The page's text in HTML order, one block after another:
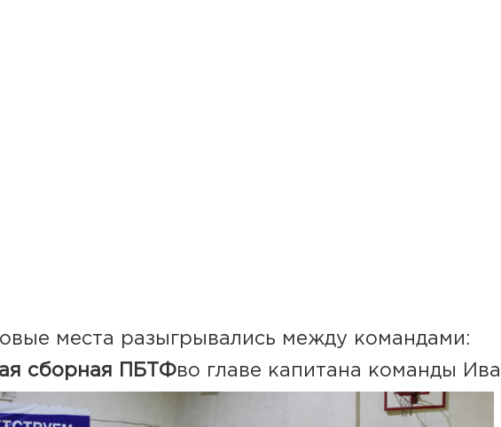
места разыгрывались между командами:
сборная ПБТФво главе капитана команды